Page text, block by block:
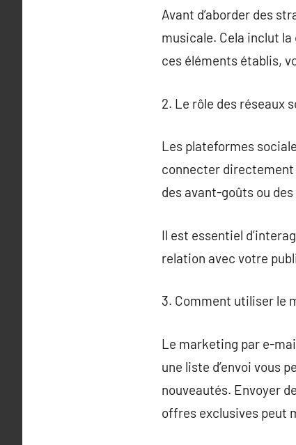
Avant d’aborder des
musicale. Cela inclut
ces éléments établis,
2. Le rôle des réseaux
Les plateformes
connecter directement
des avant-goûts ou
Il est essentiel
relation avec votre
3. Comment utiliser le
Le marketing par e-
une liste d’envoi vous
nouveautés. Envoyer
offres exclusives peut